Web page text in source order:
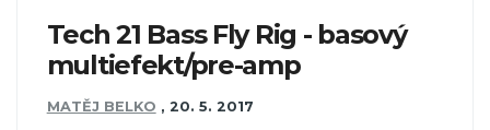
Tech 21 Bass Fly Rig - basový
multiefekt/pre-amp
MATĚJ BELKO , 20. 5. 2017